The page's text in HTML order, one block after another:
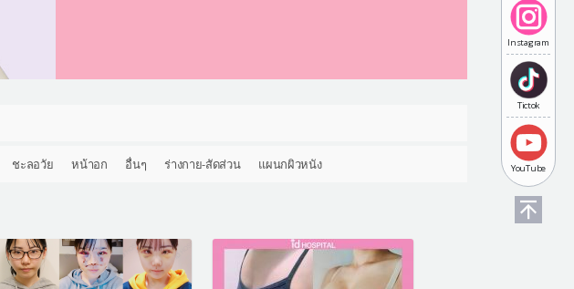
Instagram
Tictok
YouTube
ชะลอวัย หน้าอก อื่นๆ ร่างกาย-สัดส่วน แผนกผิวหนัง